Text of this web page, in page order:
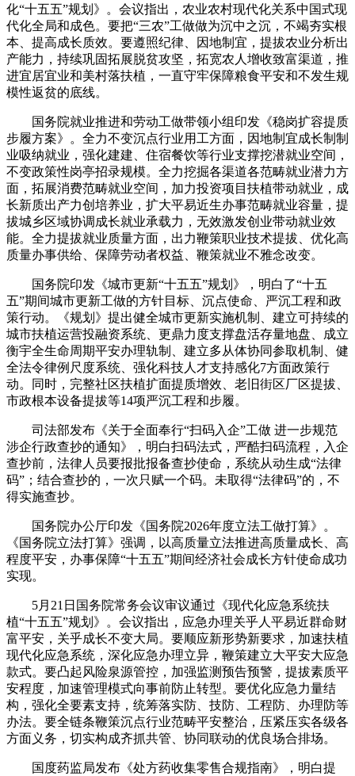
化“十五五”规划》。会议指出，农业农村现代化关系中国式现
代化全局和成色。要把“三农”工做做为沉中之沉，不竭夯实根
本、提高成长质效。要遵照纪律、因地制宜，提拔农业分析出
产能力，持续巩固拓展脱贫攻坚，拓宽农人增收致富渠道，推
进宜居宜业和美村落扶植，一直守牢保障粮食平安和不发生规
模性返贫的底线。
国务院就业推进和劳动工做带领小组印发《稳岗扩容提质
步履方案》。全力不变沉点行业用工方面，因地制宜成长制制
业吸纳就业，强化建建、住宿餐饮等行业支撑挖潜就业空间，
不变政策性岗亭招录规模。全力挖掘各渠道各范畴就业潜力方
面，拓展消费范畴就业空间，加力投资项目扶植带动就业，成
长新质出产力创培养业，扩大平易近生办事范畴就业容量，提
拔城乡区域协调成长就业承载力，无效激发创业带动就业效
能。全力提拔就业质量方面，出力鞭策职业技术提拔、优化高
质量办事供给、保障劳动者权益、鞭策就业不雅念改变。
国务院印发《城市更新“十五五”规划》，明白了“十五
五”期间城市更新工做的方针目标、沉点使命、严沉工程和政
策行动。《规划》提出健全城市更新实施机制、建立可持续的
城市扶植运营投融资系统、更鼎力度支撑盘活存量地盘、成立
衡宇全生命周期平安办理轨制、建立多从体协同参取机制、健
全法令律例尺度系统、强化科技人才支持感化7方面政策行
动。同时，完整社区扶植扩面提质增效、老旧街区厂区提拔、
市政根本设备提拔等14项严沉工程和步履。
司法部发布《关于全面奉行“扫码入企”工做 进一步规范
涉企行政查抄的通知》，明白扫码法式，严酷扫码流程，入企
查抄前，法律人员要报批报备查抄使命，系统从动生成“法律
码”；结合查抄的，一次只赋一个码。未取得“法律码”的，不
得实施查抄。
国务院办公厅印发《国务院2026年度立法工做打算》。
《国务院立法打算》强调，以高质量立法推进高质量成长、高
程度平安，办事保障“十五五”期间经济社会成长方针使命成功
实现。
5月21日国务院常务会议审议通过《现代化应急系统扶
植“十五五”规划》。会议指出，应急办理关乎人平易近群命财
富平安，关乎成长不变大局。要顺应新形势新要求，加速扶植
现代化应急系统，深化应急办理立异，鞭策建立大平安大应急
款式。要凸起风险泉源管控，加强监测预告预警，提拔素质平
安程度，加速管理模式向事前防止转型。要优化应急力量结
构，强化全要素支持，统筹落实防、技防、工程防、办理防等
办法。要全链条鞭策沉点行业范畴平安整治，压紧压实各级各
方面义务，切实构成齐抓共管、协同联动的优良场合排场。
国度药监局发布《处方药收集零售合规指南》，明白提